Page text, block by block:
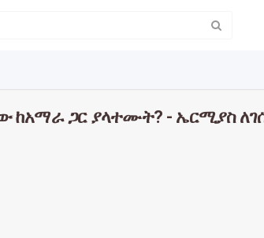
ከአማራ ጋር ያላተሙት? - ኤርሚያስ